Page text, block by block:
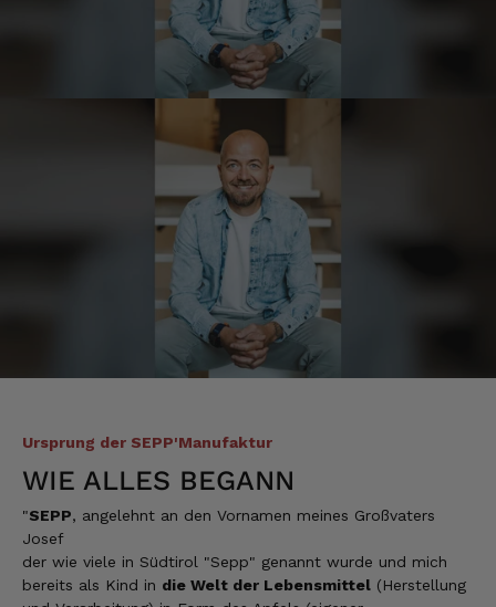
Ursprung der SEPP'Manufaktur
WIE ALLES BEGANN
"SEPP, angelehnt an den Vornamen meines Großvaters
Josef
der wie viele in Südtirol "Sepp" genannt wurde und mich
bereits als Kind in die Welt der Lebensmittel (Herstellung
köstlich und ruckzuck aufgegessen!!!!!!!
Deshalb haben wir einen Vorrat angelegt.
Verifizierter Kunde
1 A Qualität, preiswert und schnell. Gern
wieder. Danke!
Stefan
Verifizierter Kunde
Top Ware. Top Lieferung. Immer wieder👍
Silvia
Schmeckt alles sehe lecker würde und werde
immer wieder bestellen. 👍🤤🤤❤️